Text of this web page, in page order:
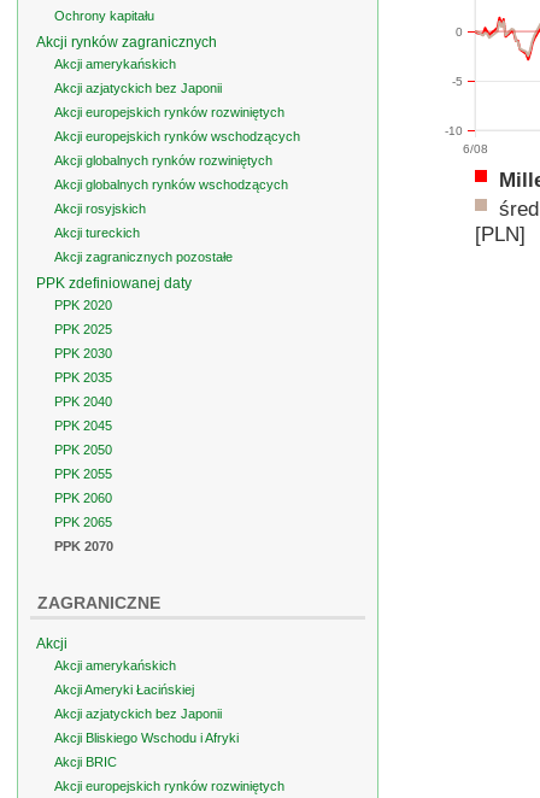
6/08
-10
-5
0
[PLN]
Ochrony kapitału
Akcji rynków zagranicznych
Akcji amerykańskich
Akcji azjatyckich bez Japonii
Akcji europejskich rynków rozwiniętych
Akcji europejskich rynków wschodzących
Akcji globalnych rynków rozwiniętych
Akcji globalnych rynków wschodzących
Akcji rosyjskich
Akcji tureckich
Akcji zagranicznych pozostałe
PPK zdefiniowanej daty
PPK 2020
PPK 2025
PPK 2030
PPK 2035
PPK 2040
PPK 2045
PPK 2050
PPK 2055
PPK 2060
PPK 2065
PPK 2070
ZAGRANICZNE
Akcji
Akcji amerykańskich
Akcji Ameryki Łacińskiej
Akcji azjatyckich bez Japonii
Akcji Bliskiego Wschodu i Afryki
Akcji BRIC
Akcji europejskich rynków rozwiniętych